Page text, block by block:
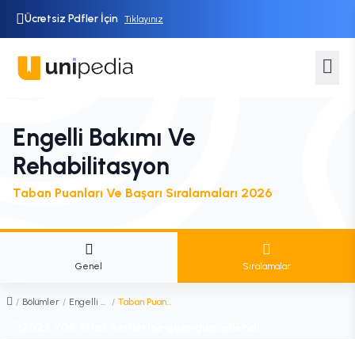
Ücretsiz Pdfler İçin Tıklayınız
Engelli Bakımı Ve
Rehabilitasyon
Taban Puanları Ve Başarı Sıralamaları 2026
Genel Sıralamalar
/ Bölümler / Engelli Bakımı ve Rehabilitasyon / Taban Puanları ve Sıralamaları